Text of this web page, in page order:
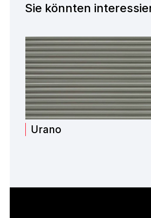
Sie könnten
Urano